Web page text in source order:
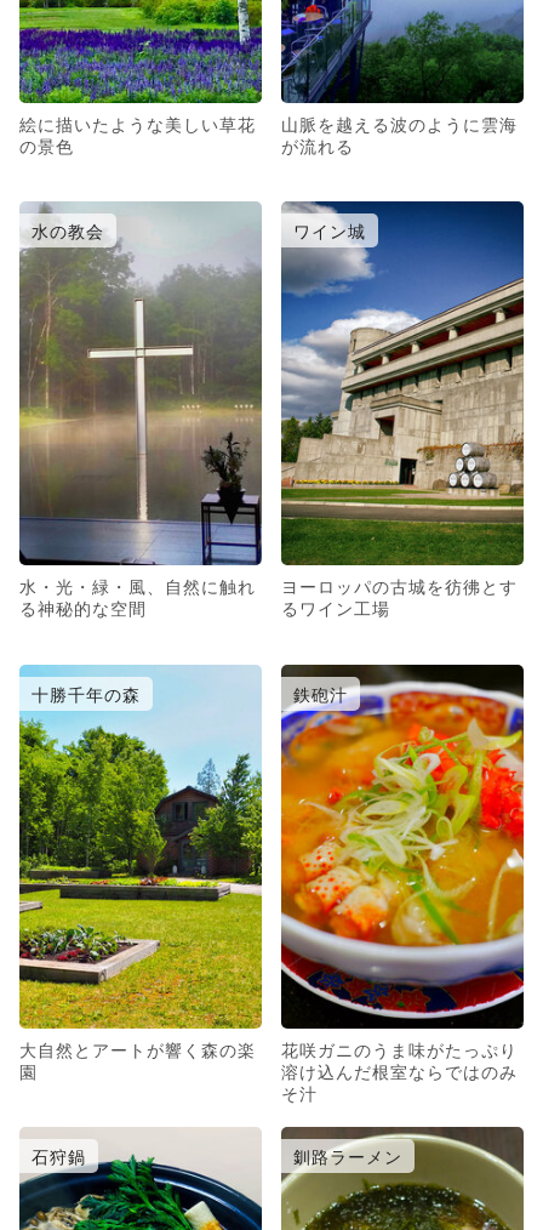
絵に描いたような美しい草花
の景色
山脈を越える波のように雲海
が流れる
水の教会
水・光・緑・風、自然に触れ
る神秘的な空間
ワイン城
ヨーロッパの古城を彷彿とす
るワイン工場
十勝千年の森
大自然とアートが響く森の楽
園
鉄砲汁
花咲ガニのうま味がたっぷり
溶け込んだ根室ならではのみ
そ汁
石狩鍋 釧路ラーメン